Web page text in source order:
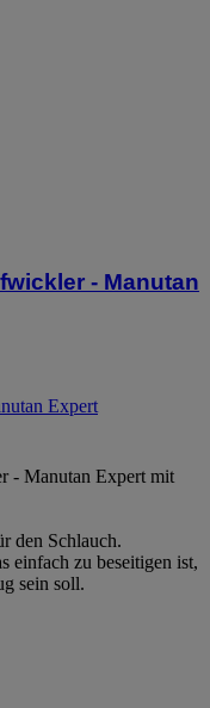
- Manutan
Expert
- Manutan Expert mit
den Schlauch.
einfach zu beseitigen ist,
sein soll.